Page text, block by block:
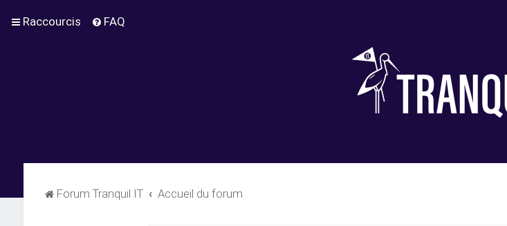
Raccourcis FAQ
Forum Tranquil IT Accueil du forum